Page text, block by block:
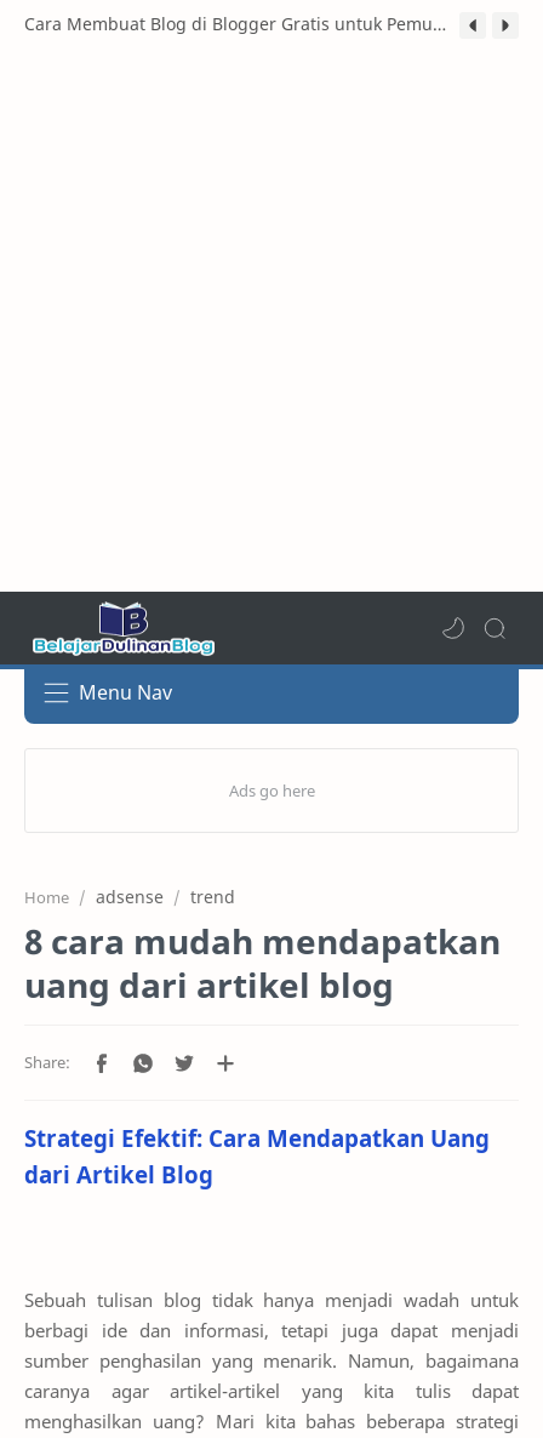
Cara Membuat Blog di Blogger Gratis untuk Pemula (Panduan Lengkap 2026)
Panduan Lengkap Membuat Blog untuk Pemula 2026: Dari Nol hingga Menghasilkan Uang
Menu Nav
Home adsense trend
8 cara mudah mendapatkan
uang dari artikel blog
Strategi Efektif: Cara Mendapatkan Uang
dari Artikel Blog
Sebuah tulisan blog tidak hanya menjadi wadah untuk
berbagi ide dan informasi, tetapi juga dapat menjadi
sumber penghasilan yang menarik. Namun, bagaimana
caranya agar artikel-artikel yang kita tulis dapat
menghasilkan uang? Mari kita bahas beberapa strategi